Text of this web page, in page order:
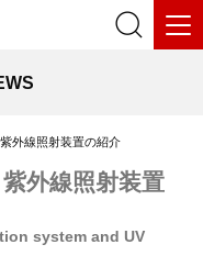
外線照射装置の紹介
外線照射装置
system and UV